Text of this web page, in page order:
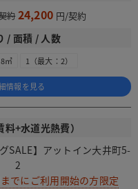
24,200
/ 面積 / 人数
㎡ 1（最大：2）
情報を見る
+水道光熱費）
SALE】アットイン大井町5-
2
でにご利用開始の方限定